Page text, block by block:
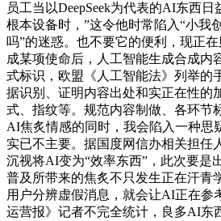
员工当以DeepSeek为代表的AI东西
根本设备时，”这令他时常陷入“小我
吗”的迷惑。也不要它的便利，现正
成某项使命后，人工智能生成合成内
式标识，欧盟《人工智能法》列举的
据识别、证明内容出处和实正在性的
式、指纹等。规范内容制做、各环节
AI焦炙情感的同时，我会陷入一种思
实已不主要。据国度网信办相关担任
沉视将AI变为“效率东西”，此次要是
普及所带来的焦炙不只发生正在汗青
用户分辨虚假消息，就会让AI正在参
运营报》记者不完全统计，良多AI东